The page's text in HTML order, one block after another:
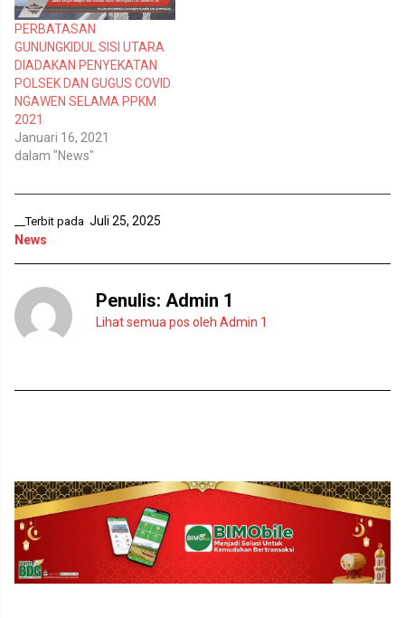
d
i
j
e
n
d
e
l
a
n
g
b
u
k
a
d
j
e
n
d
e
y
a
a
u
PERBATASAN
GUNUNGKIDUL SISI UTARA
DIADAKAN PENYEKATAN
POLSEK DAN GUGUS COVID
NGAWEN SELAMA PPKM
2021
Januari 16, 2021
dalam "News"
__Terbit pada Juli 25, 2025
News
Penulis: Admin 1
Lihat semua pos oleh Admin 1